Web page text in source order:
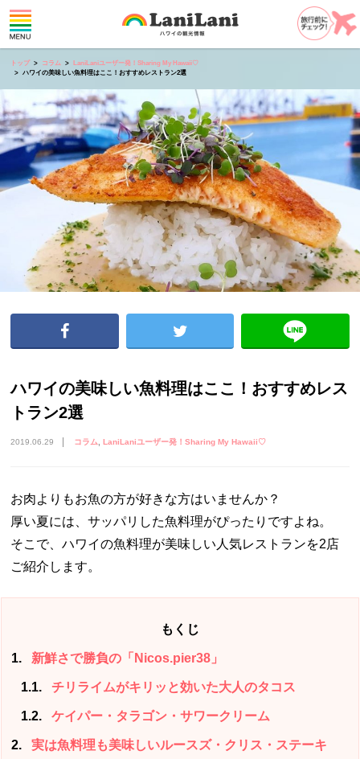
トップ コラム
LaniLaniユーザー発！Sharing My Hawaii♡
ハワイの美味しい魚料理はここ！おすすめレストラン2選
ハワイの美味しい魚料理はここ！おすすめレス
トラン2選
2019.06.29 コラム LaniLaniユーザー発！Sharing My Hawaii♡
お肉よりもお魚の方が好きな方はいませんか？
厚い夏には、サッパリした魚料理がぴったりですよね。
そこで、ハワイの魚料理が美味しい人気レストランを2店
ご紹介します。
もくじ
1 新鮮さで勝負の「Nicos.pier38」
1.1 チリライムがキリッと効いた大人のタコス
1.2 ケイパー・タラゴン・サワークリーム
2 実は魚料理も美味しいルースズ・クリス・ステーキ